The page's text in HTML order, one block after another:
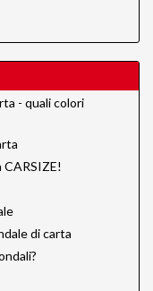
- quali colori
di carta